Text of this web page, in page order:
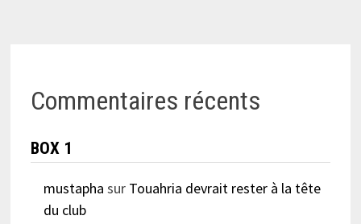
Commentaires récents
BOX 1
mustapha sur Touahria devrait rester à la tête
du club